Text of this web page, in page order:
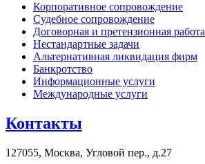
Корпоративное сопровождение
Судебное сопровождение
Договорная и претензионная работа
Нестандартные задачи
Альтернативная ликвидация фирм
Банкротство
Информационные услуги
Международные услуги
Контакты
127055, Москва, Угловой пер., д.27